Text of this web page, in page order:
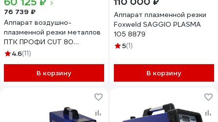
76 739 ₽
Аппарат воздушно-
плазменной резки металлов
ПТК ПРОФИ CUT 80
00000032745
4.6(11)
В корзину
Аппарат плазменной резки
Foxweld SAGGIO PLASMA
105 8879
5(1)
В корзину